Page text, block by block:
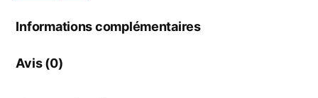
Informations complémentaires
Avis (0)